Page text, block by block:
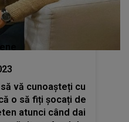
vă cunoașteți cu
o să fiți șocați de
atunci când dai